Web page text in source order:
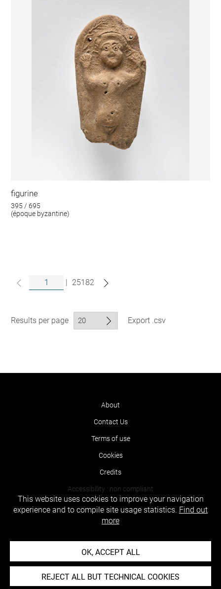
figurine
395 / 695
(époque byzantine)
| 25182
Results per page Export .csv
About
Contact Us
Terms of use
Cookies
Credits
Accessibility : non compliant
This website uses cookies to improve your navigation
experience and to compile site usage statistics. Find out
more
OK, ACCEPT ALL
REJECT ALL BUT TECHNICAL COOKIES